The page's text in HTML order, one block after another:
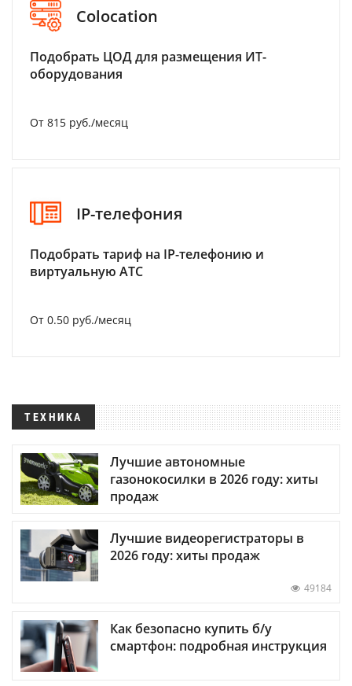
Colocation
Подобрать ЦОД для размещения ИТ-
оборудования
От 815 руб./месяц
IP-телефония
Подобрать тариф на IP-телефонию и
виртуальную АТС
От 0.50 руб./месяц
ТЕХНИКА
Лучшие автономные
газонокосилки в 2026 году: хиты
продаж
Лучшие видеорегистраторы в
2026 году: хиты продаж
49184
Как безопасно купить б/у
смартфон: подробная инструкция